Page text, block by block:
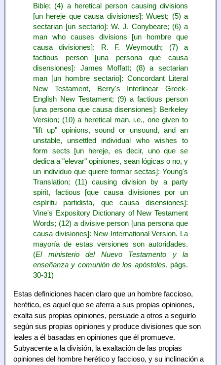
Bible; (4) a heretical person causing divisions
[un hereje que causa divisiones]: Wuest; (5) a
sectarian [un sectario]: W. J. Conybeare; (6) a
man who causes divisions [un hombre que
causa divisiones]: R. F. Weymouth; (7) a
factious person [una persona que causa
disensiones]: James Moffatt; (8) a sectarian
man [un hombre sectario]: Concordant Literal
New Testament, Berry's Interlinear Greek-
English New Testament; (9) a factious person
[una persona que causa disensiones]: Berkeley
Version; (10) a heretical man, i.e., one given to
"lift up" opinions, sound or unsound, and an
unstable, unsettled individual who wishes to
form sects [un hereje, es decir, uno que se
dedica a "elevar" opiniones, sean lógicas o no, y
un individuo que quiere formar sectas]: Young's
Translation; (11) causing division by a party
spirit, factious [que causa divisiones por un
espíritu partidista, que causa disensiones]:
Vine's Expository Dictionary of New Testament
Words; (12) a divisive person [una persona que
causa divisiones]: New International Version. La
mayoría de estas versiones son autoridades.
(El ministerio del Nuevo Testamento y la
enseñanza y comunión de los apóstoles, págs.
30-31)
Estas definiciones hacen claro que un hombre faccioso,
herético, es aquel que se aferra a sus propias opiniones,
exalta sus propias opiniones, persuade a otros a seguirlo
según sus propias opiniones y produce divisiones que son
leales a él basadas en opiniones que él promueve.
Subyacente a la división, la exaltación de las propias
opiniones del hombre herético y faccioso, y su inclinación a